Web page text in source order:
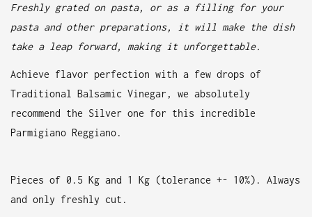
Freshly grated on pasta, or as a filling for your
pasta and other preparations, it will make the dish
take a leap forward, making it unforgettable.
Achieve flavor perfection with a few drops of
Traditional Balsamic Vinegar, we absolutely
recommend the Silver one for this incredible
Parmigiano Reggiano.
Pieces of 0.5 Kg and 1 Kg (tolerance +- 10%). Always
and only freshly cut.